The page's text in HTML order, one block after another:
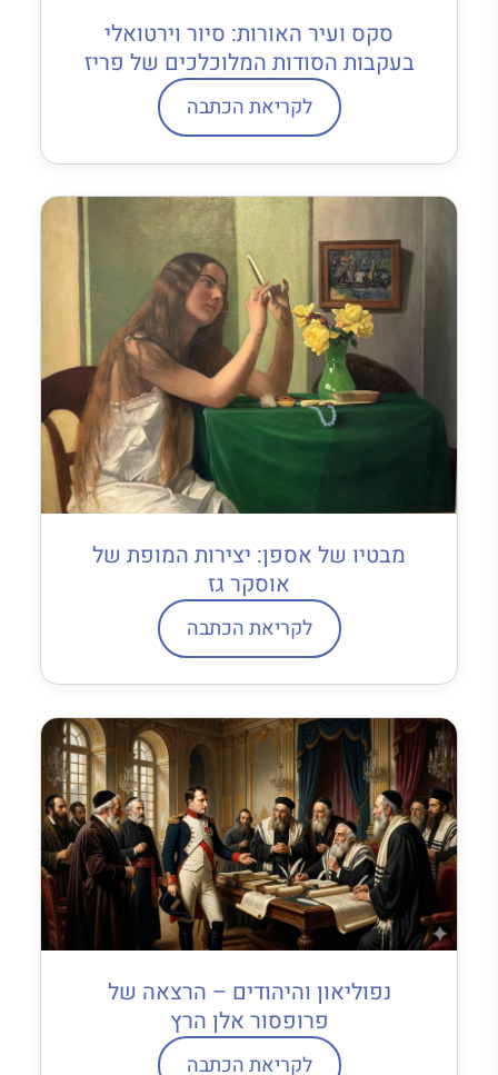
סקס ועיר האורות: סיור וירטואלי
בעקבות הסודות המלוכלכים של פריז
לקריאת הכתבה
מבטיו של אספן: יצירות המופת של
אוסקר גז
לקריאת הכתבה
נפוליאון והיהודים – הרצאה של
פרופסור אלן הרץ
לקריאת הכתבה